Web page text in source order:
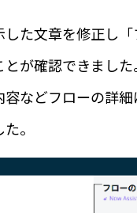
た文章を修正し
が確認できました
などフローの詳
。